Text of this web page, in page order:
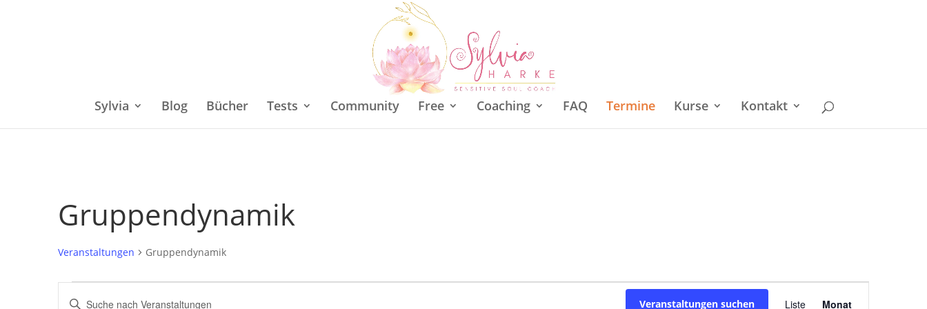
Sylvia Blog Bücher Tests Community Free Coaching FAQ Termine Kurse Kontakt
Gruppendynamik
Veranstaltungen Gruppendynamik
Veranstaltungen
Bitte
Veranstaltungen suchen Liste Monat